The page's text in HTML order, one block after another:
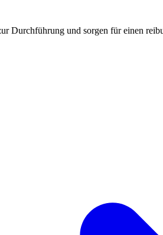
Durchführung und sorgen für einen